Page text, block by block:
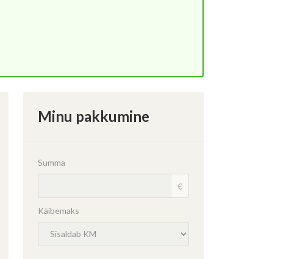
Minu pakkumine
Summa
€
Käibemaks